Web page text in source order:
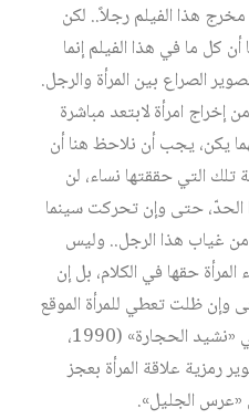
هذا الفيلم رجلاً.. لكن
كل ما في هذا الفيلم إنما
الصراع بين المرأة والرجل.
إخراج امرأة لابتعد مباشرة
يكن، يجب أن نلاحظ هنا أن
التي حققتها نساء، لن
الحدّ، حتى وإن تحركت سينما
من غياب هذا الرجل.. وليس
حقها في الكلام، بل إن
وإن ظلت تعطي للمرأة الموقع
الأقوى والمستعلي أحياناً (كما في «نشيد الحجارة» (1990،
رمزية علاقة المرأة بعجز
«عرس الجليل».